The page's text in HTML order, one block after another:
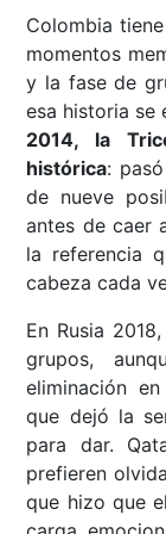
Colombia
momentos
y la fase de
esa historia se
2014, la
histórica:
de nueve
antes de caer
la referencia
cabeza cada
En Rusia
grupos,
eliminación
que dejó la
para dar.
prefieren
que hizo que